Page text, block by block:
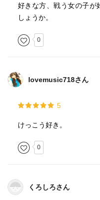
好きな方、戦う女の子が
しょうか。
0
lovemusic718さん
5
けっこう好き。
0
くろしろさん